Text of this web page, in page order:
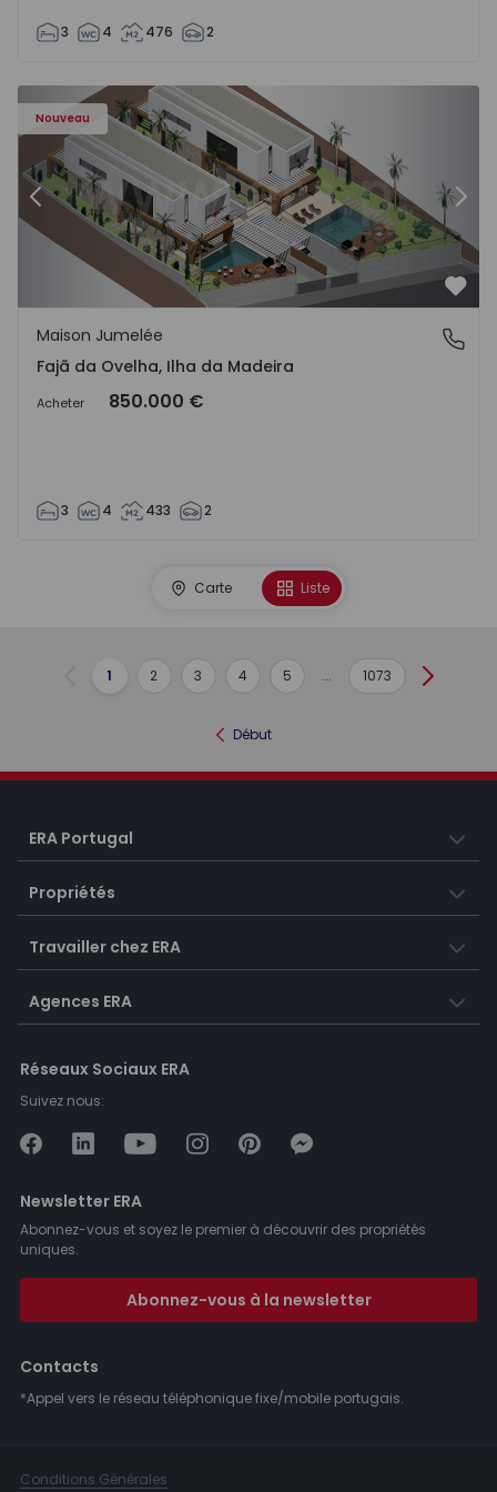
3 4 476 2
Nouveau
1574794 - 6
Maison Jumelée T3 Calheta (Madeira), Fajã da Ovelha -
Précédent
Fajã da Ovelha, Ilha da Madeira
Maison Jumelée
Fajã da Ovelha, Ilha da Madeira
Acheter 850.000 €
3 4 433 2
Carte Liste
Précédent
1 2 3 4 5 ... 1073 Suivant
Début
ERA Portugal
Propriétés
Travailler chez ERA
Agences ERA
Réseaux Sociaux ERA
Suivez nous:
Newsletter ERA
Abonnez-vous et soyez le premier à découvrir des propriétés
uniques.
Abonnez-vous à la newsletter
Contacts
*Appel vers le réseau téléphonique fixe/mobile portugais.
Conditions Générales